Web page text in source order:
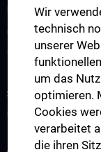
Diagnostics
Contact
STUDIES, TRAINING
Courses of Study
Wir
technisch
unserer
um das
optimieren.
Cookies
verarbeitet
die ihren